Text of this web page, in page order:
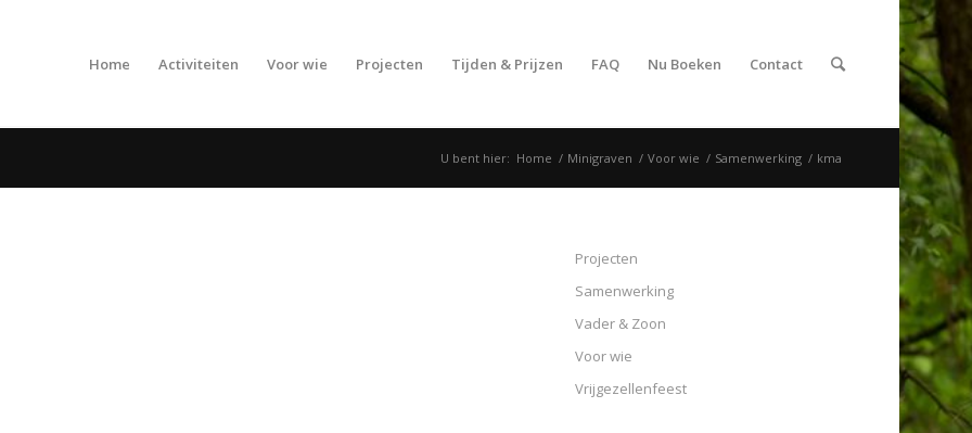
Home Activiteiten Voor wie Projecten Tijden & Prijzen FAQ Nu Boeken Contact
U bent hier: Home / Minigraven / Voor wie / Samenwerking / kma
Projecten
Samenwerking
Vader & Zoon
Voor wie
Vrijgezellenfeest